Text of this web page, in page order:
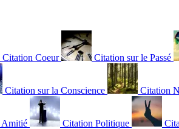
Citation Coeur Citation sur le Passé
Citation sur la Conscience Citation
Amitié Citation Politique